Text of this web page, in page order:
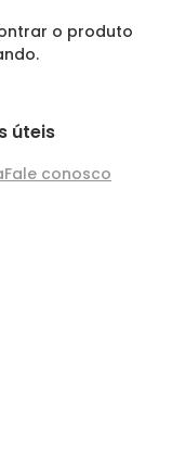
o produto
úteis
Fale conosco